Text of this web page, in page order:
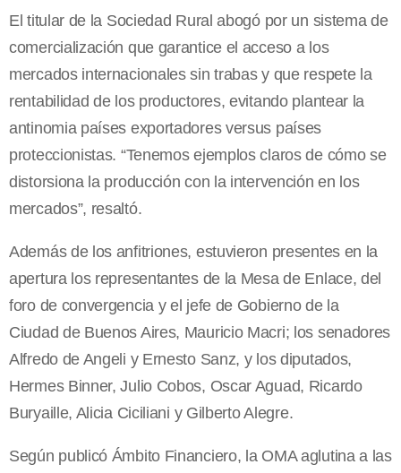
El titular de la Sociedad Rural abogó por un sistema de
comercialización que garantice el acceso a los
mercados internacionales sin trabas y que respete la
rentabilidad de los productores, evitando plantear la
antinomia países exportadores versus países
proteccionistas. “Tenemos ejemplos claros de cómo se
distorsiona la producción con la intervención en los
mercados”, resaltó.
Además de los anfitriones, estuvieron presentes en la
apertura los representantes de la Mesa de Enlace, del
foro de convergencia y el jefe de Gobierno de la
Ciudad de Buenos Aires, Mauricio Macri; los senadores
Alfredo de Angeli y Ernesto Sanz, y los diputados,
Hermes Binner, Julio Cobos, Oscar Aguad, Ricardo
Buryaille, Alicia Ciciliani y Gilberto Alegre.
Según publicó Ámbito Financiero, la OMA aglutina a las